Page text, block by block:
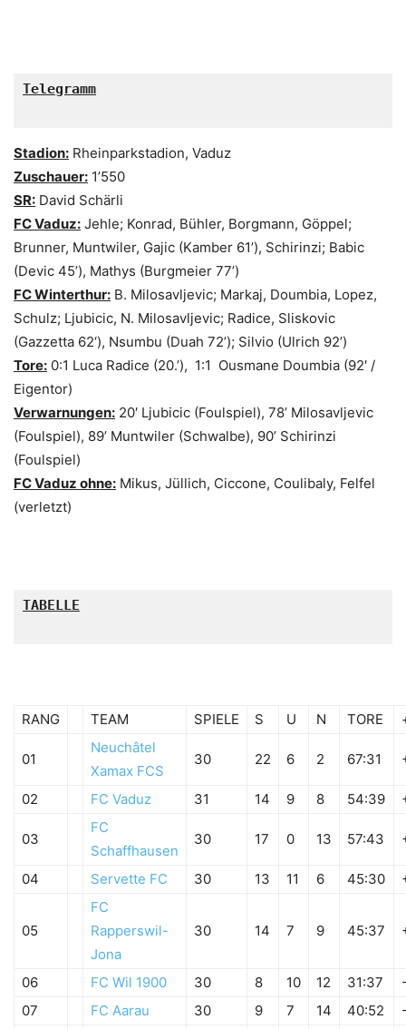
Telegramm
Stadion: Rheinparkstadion, Vaduz
Zuschauer: 1’550
SR: David Schärli
FC Vaduz: Jehle; Konrad, Bühler, Borgmann, Göppel;
Brunner, Muntwiler, Gajic (Kamber 61’), Schirinzi; Babic
(Devic 45’), Mathys (Burgmeier 77’)
FC Winterthur: B. Milosavljevic; Markaj, Doumbia, Lopez,
Schulz; Ljubicic, N. Milosavljevic; Radice, Sliskovic
(Gazzetta 62‘), Nsumbu (Duah 72’); Silvio (Ulrich 92’)
Tore: 0:1 Luca Radice (20.’), 1:1 Ousmane Doumbia (92′ /
Eigentor)
Verwarnungen: 20′ Ljubicic (Foulspiel), 78’ Milosavljevic
(Foulspiel), 89’ Muntwiler (Schwalbe), 90’ Schirinzi
(Foulspiel)
FC Vaduz ohne: Mikus, Jüllich, Ciccone, Coulibaly, Felfel
(verletzt)
TABELLE
RANG TEAM SPIELE S U N TORE
01
Neuchâtel
Xamax FCS
30 22 6 2 67:31
02 FC Vaduz 31 14 9 8 54:39
03
FC
Schaffhausen
30 17 0 13 57:43
04 Servette FC 30 13 11 6 45:30
05
FC
Rapperswil-
Jona
30 14 7 9 45:37
06 FC Wil 1900 30 8 10 12 31:37
07
FC Aarau 30 9 7 14 40:52